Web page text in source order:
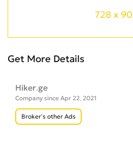
728 x 90
Get More Details
Hiker.ge
Company since Apr 22, 2021
Broker’s other Ads